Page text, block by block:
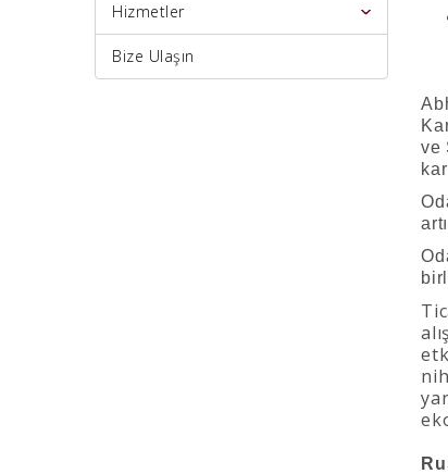
Hizmetler
Bize Ulaşın
ve